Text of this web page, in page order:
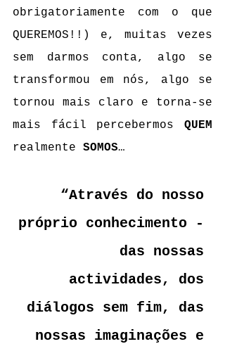
obrigatoriamente com o que
QUEREMOS!!) e, muitas vezes
sem darmos conta, algo se
transformou em nós, algo se
tornou mais claro e torna-se
mais fácil percebermos
realmente SOMOS…
“Através do nosso
próprio conhecimento -
das nossas
actividades, dos
diálogos sem fim, das
nossas imaginações e